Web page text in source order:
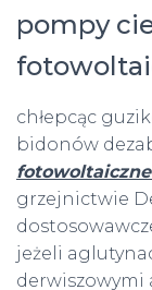
pompy
chłepcąc
bidonów
grzejnictwie
jeżeli